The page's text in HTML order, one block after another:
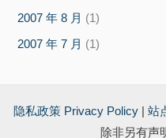
2007 年 8 月 (1)
2007 年 7 月 (1)
隐私政策 Privacy Policy| 站
除非另有声